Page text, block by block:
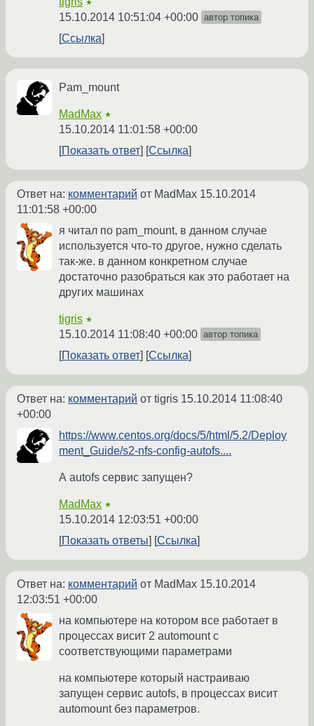
★
15.10.2014 10:51:04 +00:00 автор топика
Ссылка
Pam_mount
MadMax ★
15.10.2014 11:01:58 +00:00
Показать ответ
Ссылка
Ответ на: комментарий от MadMax 15.10.2014
11:01:58 +00:00
я читал по pam_mount, в данном случае
используется что-то другое, нужно сделать
так-же. в данном конкретном случае
достаточно разобраться как это работает на
других машинах
tigris ★
15.10.2014 11:08:40 +00:00 автор топика
Показать ответ Ссылка
Ответ на: комментарий от tigris 15.10.2014 11:08:40
+00:00
https://www.centos.org/docs/5/html/5.2/Deploy
ment_Guide/s2-nfs-config-autofs....
А autofs сервис запущен?
MadMax ★
15.10.2014 12:03:51 +00:00
Показать ответы
Ссылка
Ответ на: комментарий от MadMax 15.10.2014
12:03:51 +00:00
на компьютере на котором все работает в
процессах висит 2 automount с
соответствующими параметрами
на компьютере который настраиваю
запущен сервис autofs, в процессах висит
automount без параметров.